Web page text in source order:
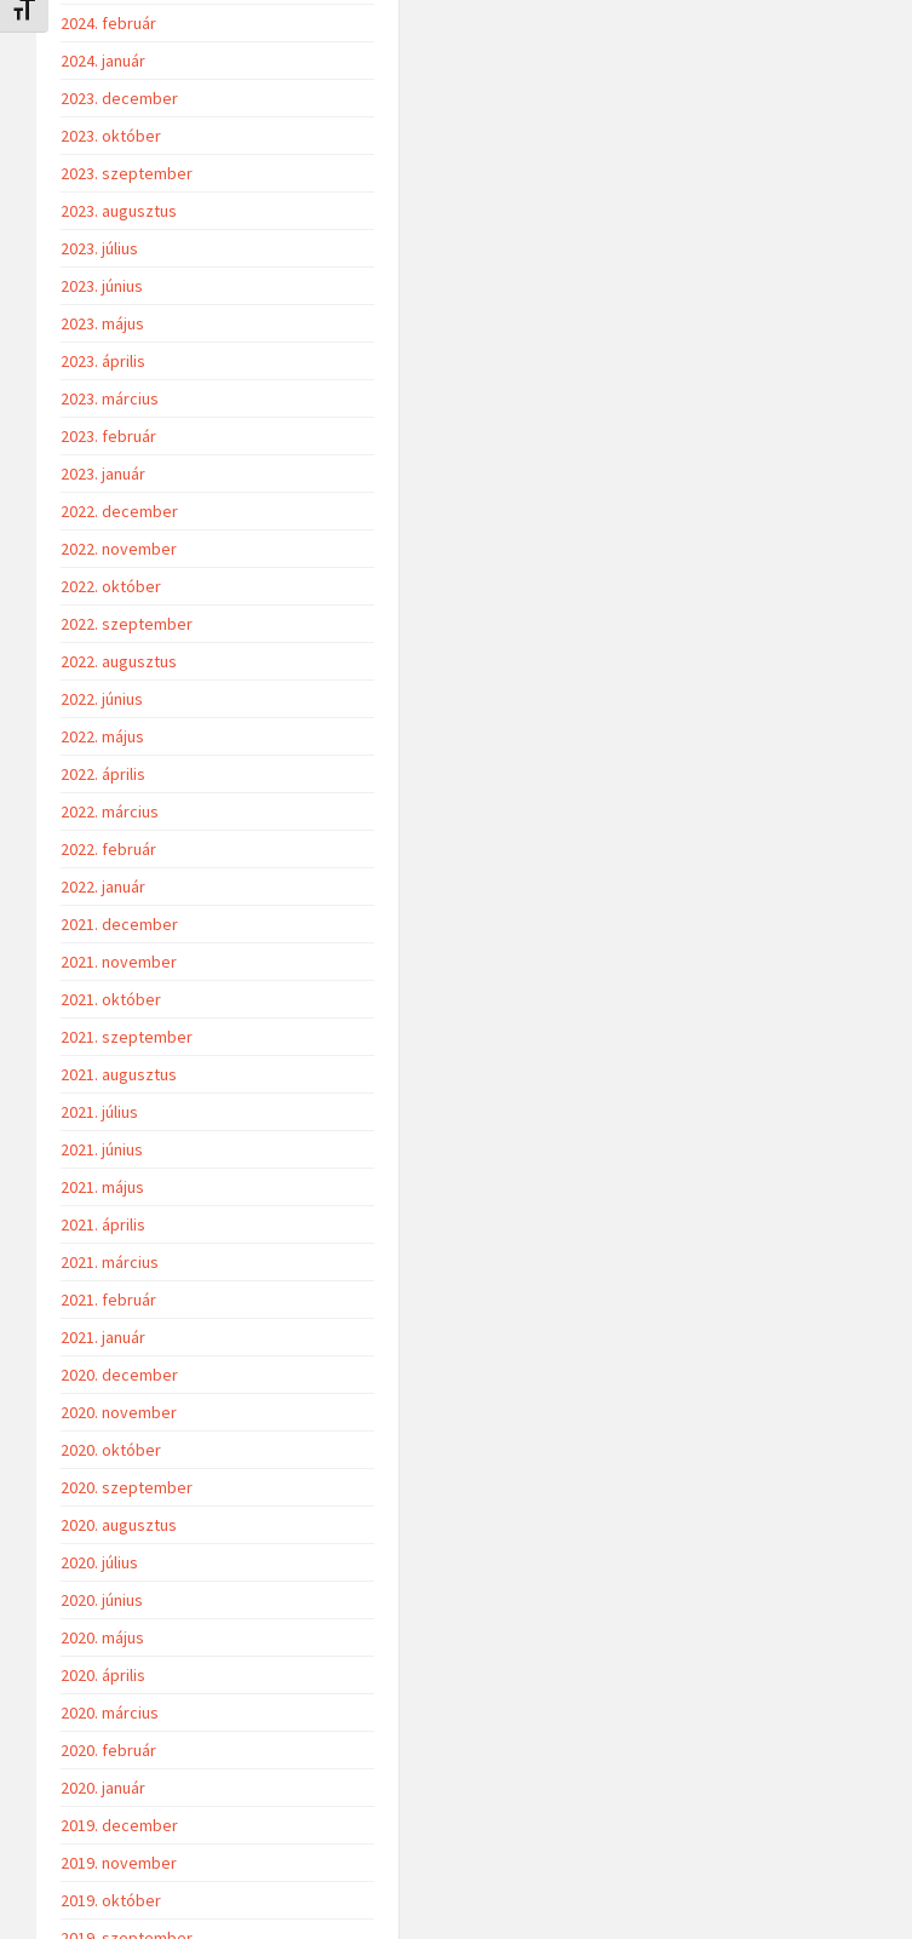
Betűméret váltása
2024. február
2024. január
2023. december
2023. október
2023. szeptember
2023. augusztus
2023. július
2023. június
2023. május
2023. április
2023. március
2023. február
2023. január
2022. december
2022. november
2022. október
2022. szeptember
2022. augusztus
2022. június
2022. május
2022. április
2022. március
2022. február
2022. január
2021. december
2021. november
2021. október
2021. szeptember
2021. augusztus
2021. július
2021. június
2021. május
2021. április
2021. március
2021. február
2021. január
2020. december
2020. november
2020. október
2020. szeptember
2020. augusztus
2020. július
2020. június
2020. május
2020. április
2020. március
2020. február
2020. január
2019. december
2019. november
2019. október